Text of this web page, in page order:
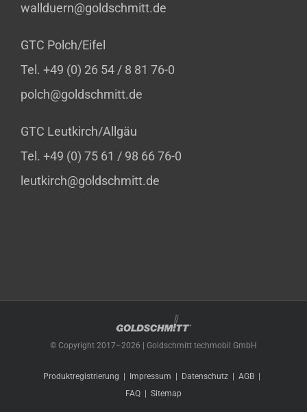
wallduern@goldschmitt.de
GTC Polch/Eifel
Tel. +49 (0) 26 54 / 8 81 76-0
polch@goldschmitt.de
GTC Leutkirch/Allgäu
Tel. +49 (0) 75 61 / 98 66 76-0
leutkirch@goldschmitt.de
© Copyright 2017–2026 | Goldschmitt techmobil GmbH
Produktregistrierung Impressum Datenschutz
AGB
FAQ
Sitemap